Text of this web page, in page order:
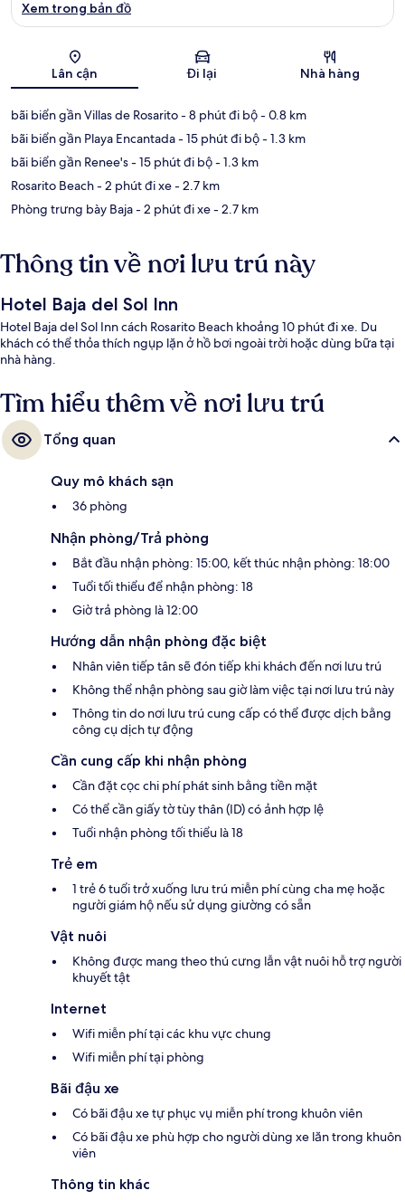
Xem trong bản đồ
Lân cận Đi lại Nhà hàng
bãi biển gần Villas de Rosarito- 8 phút đi bộ- 0.8 km
bãi biển gần Playa Encantada- 15 phút đi bộ- 1.3 km
bãi biển gần Renee's- 15 phút đi bộ- 1.3 km
Rosarito Beach- 2 phút đi xe- 2.7 km
Phòng trưng bày Baja- 2 phút đi xe- 2.7 km
Thông tin về nơi lưu trú này
Hotel Baja del Sol Inn
Hotel Baja del Sol Inn cách Rosarito Beach khoảng 10 phút đi xe. Du
khách có thể thỏa thích ngụp lặn ở hồ bơi ngoài trời hoặc dùng bữa tại
nhà hàng.
Tìm hiểu thêm về nơi lưu trú
Tổng quan
Quy mô khách sạn
36 phòng
Nhận phòng/Trả phòng
Bắt đầu nhận phòng: 15:00, kết thúc nhận phòng: 18:00
Tuổi tối thiểu để nhận phòng: 18
Giờ trả phòng là 12:00
Hướng dẫn nhận phòng đặc biệt
Nhân viên tiếp tân sẽ đón tiếp khi khách đến nơi lưu trú
Không thể nhận phòng sau giờ làm việc tại nơi lưu trú này
Thông tin do nơi lưu trú cung cấp có thể được dịch bằng
công cụ dịch tự động
Cần cung cấp khi nhận phòng
Cần đặt cọc chi phí phát sinh bằng tiền mặt
Có thể cần giấy tờ tùy thân (ID) có ảnh hợp lệ
Tuổi nhận phòng tối thiểu là 18
Trẻ em
1 trẻ 6 tuổi trở xuống lưu trú miễn phí cùng cha mẹ hoặc
người giám hộ nếu sử dụng giường có sẵn
Vật nuôi
Không được mang theo thú cưng lẫn vật nuôi hỗ trợ người
khuyết tật
Internet
Wifi miễn phí tại các khu vực chung
Wifi miễn phí tại phòng
Bãi đậu xe
Có bãi đậu xe tự phục vụ miễn phí trong khuôn viên
Có bãi đậu xe phù hợp cho người dùng xe lăn trong khuôn
viên
Thông tin khác